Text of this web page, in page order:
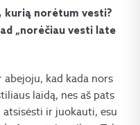
norėtum vesti?
„norėčiau vesti late
abejoju, kad kada nors
laidą, nes aš pats
atsisėsti ir juokauti, esu